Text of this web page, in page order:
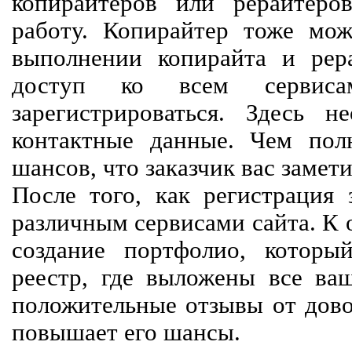
работу. Копирайтер тоже
выполнении копирайта и
доступ ко всем
зарегистрироваться. Здесь
контактные данные. Чем
шансов, что заказчик вас
После того, как регистрация
различным сервисами сайта. К
создание портфолио,
реестр, где выложены все
положительные отзывы от
повышает его шансы.